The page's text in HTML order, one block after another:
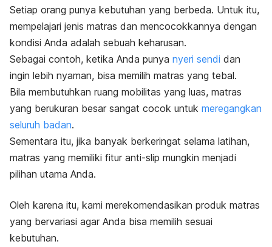
Setiap orang punya kebutuhan yang berbeda. Untuk itu,
mempelajari jenis matras dan mencocokkannya dengan
kondisi Anda adalah sebuah keharusan.
Sebagai contoh, ketika Anda punya nyeri sendi dan
ingin lebih nyaman, bisa memilih matras yang tebal.
Bila membutuhkan ruang mobilitas yang luas, matras
yang berukuran besar sangat cocok untuk meregangkan
seluruh badan.
Sementara itu, jika banyak berkeringat selama latihan,
matras yang memiliki fitur anti-slip mungkin menjadi
pilihan utama Anda.
Oleh karena itu, kami merekomendasikan produk matras
yang bervariasi agar Anda bisa memilih sesuai
kebutuhan.